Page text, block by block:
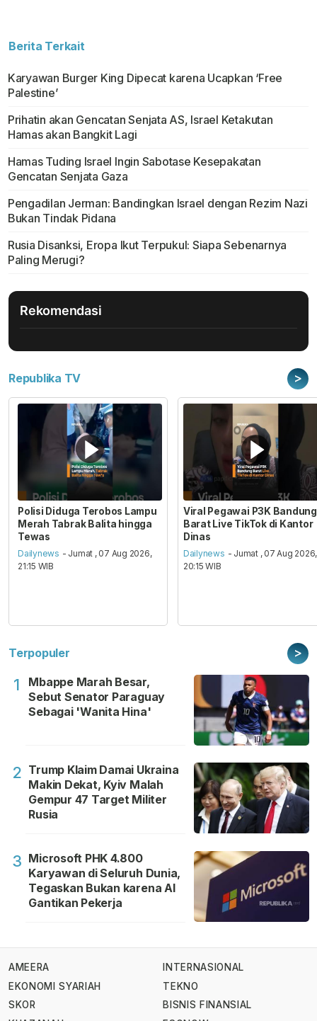
Berita Terkait
Karyawan Burger King Dipecat karena Ucapkan ‘Free
Palestine’
Prihatin akan Gencatan Senjata AS, Israel Ketakutan
Hamas akan Bangkit Lagi
Hamas Tuding Israel Ingin Sabotase Kesepakatan
Gencatan Senjata Gaza
Pengadilan Jerman: Bandingkan Israel dengan Rezim Nazi
Bukan Tindak Pidana
Rusia Disanksi, Eropa Ikut Terpukul: Siapa Sebenarnya
Paling Merugi?
Rekomendasi
Republika TV >
Polisi Diduga Terobos Lampu
Merah Tabrak Balita hingga
Tewas
Dailynews - Jumat , 07 Aug 2026,
21:15 WIB
Viral Pegawai P3K Bandung
Barat Live TikTok di Kantor
Dinas
Dailynews - Jumat , 07 Aug 2026,
20:15 WIB
Terpopuler >
1
Mbappe Marah Besar,
Sebut Senator Paraguay
Sebagai 'Wanita Hina'
2 Trump Klaim Damai Ukraina
Makin Dekat, Kyiv Malah
Gempur 47 Target Militer
Rusia
3 Microsoft PHK 4.800
Karyawan di Seluruh Dunia,
Tegaskan Bukan karena AI
Gantikan Pekerja
AMEERA
EKONOMI SYARIAH
SKOR
INTERNASIONAL
TEKNO
BISNIS FINANSIAL